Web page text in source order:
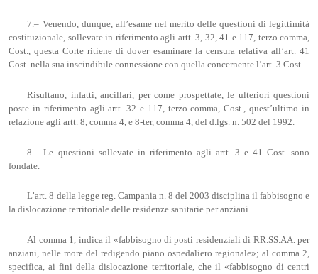
7.– Venendo, dunque, all’esame nel merito delle questioni di legittimità
costituzionale, sollevate in riferimento agli artt. 3, 32, 41 e 117, terzo comma,
Cost., questa Corte ritiene di dover esaminare la censura relativa all’art. 41
Cost. nella sua inscindibile connessione con quella concernente l’art. 3 Cost.
Risultano, infatti, ancillari, per come prospettate, le ulteriori questioni
poste in riferimento agli artt. 32 e 117, terzo comma, Cost., quest’ultimo in
relazione agli artt. 8, comma 4, e 8-ter, comma 4, del d.lgs. n. 502 del 1992.
8.– Le questioni sollevate in riferimento agli artt. 3 e 41 Cost. sono
fondate.
L’art. 8 della legge reg. Campania n. 8 del 2003 disciplina il fabbisogno e
la dislocazione territoriale delle residenze sanitarie per anziani.
Al comma 1, indica il «fabbisogno di posti residenziali di RR.SS.AA. per
anziani, nelle more del redigendo piano ospedaliero regionale»; al comma 2,
specifica, ai fini della dislocazione territoriale, che il «fabbisogno di centri